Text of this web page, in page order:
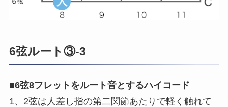
6弦ルート③-3
■6弦8フレットをルート音とするハイコード
1、2弦は人差し指の第二関節あたりで軽く触れて